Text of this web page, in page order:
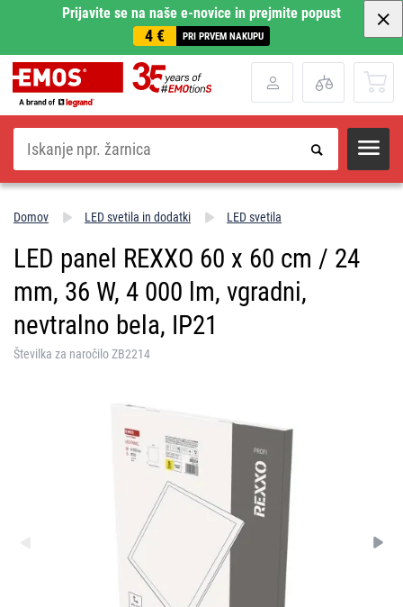
Prijavite se na naše e-novice in prejmite popust
4 € PRI PRVEM NAKUPU
Iskanje
Domov LED svetila in dodatki LED svetila
LED panel REXXO 60 x 60 cm / 24
mm, 36 W, 4 000 lm, vgradni,
nevtralno bela, IP21
Številka za naročilo ZB2214